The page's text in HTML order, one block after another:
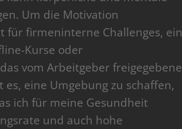
Um die Motivation
für firmeninterne Challenges, ein
Kurse oder
vom Arbeitgeber freigegebene
eine Umgebung zu schaffen,
ich für meine Gesundheit
und auch hohe